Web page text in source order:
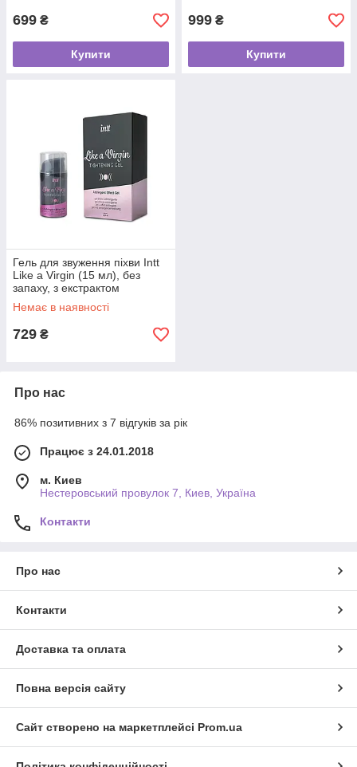
699 ₴
Купити
999 ₴
Купити
Гель для звуження піхви Intt
Like a Virgin (15 мл), без
запаху, з екстрактом
гамамелісу
Немає в наявності
729 ₴
Про нас
86% позитивних з 7 відгуків за рік
Працює з 24.01.2018
м. Киев
Нестеровський провулок 7, Киев, Україна
Контакти
Про нас
Контакти
Доставка та оплата
Повна версія сайту
Сайт створено на маркетплейсі Prom.ua